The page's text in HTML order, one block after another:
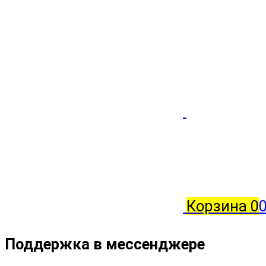
Корзина 0
Поддержка в мессенджере